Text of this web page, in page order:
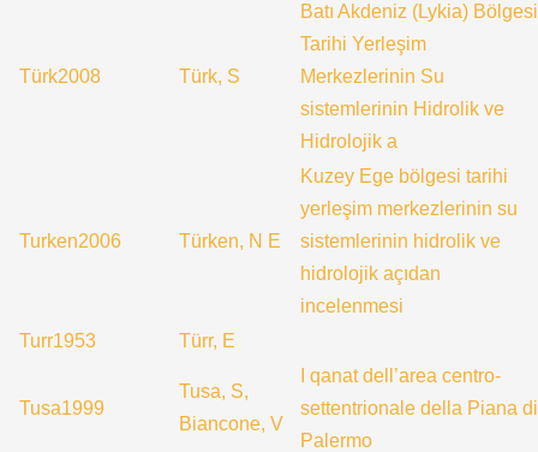
Türk2008 Türk, S
Batı Akdeniz (Lykia) Bölgesi
Tarihi Yerleşim
Merkezlerinin Su
sistemlerinin Hidrolik ve
Hidrolojik a
Turken2006 Türken, N E
Kuzey Ege bölgesi tarihi
yerleşim merkezlerinin su
sistemlerinin hidrolik ve
hidrolojik açıdan
incelenmesi
Turr1953
Türr, E
Tusa1999
Tusa, S,
Biancone, V
I qanat dell’area centro-
settentrionale della Piana di
Palermo